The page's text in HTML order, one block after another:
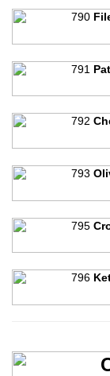
790
791
792
793
795
796